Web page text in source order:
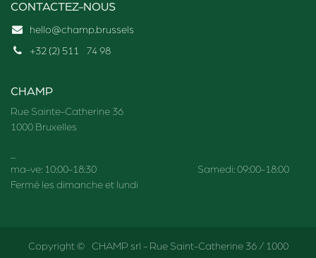
CONTACTEZ-NOUS
hello@champ.brussels
+32 (2) 511 74 98
CHAMP
Rue Sainte-Catherine 36
1000 Bruxelles
ma-ve: 10:00-18:30 Samedi: 09:00-18:00
Fermé les dimanche et lundi
Copyright © CHAMP srl - Rue Saint-Catherine 36 / 1000